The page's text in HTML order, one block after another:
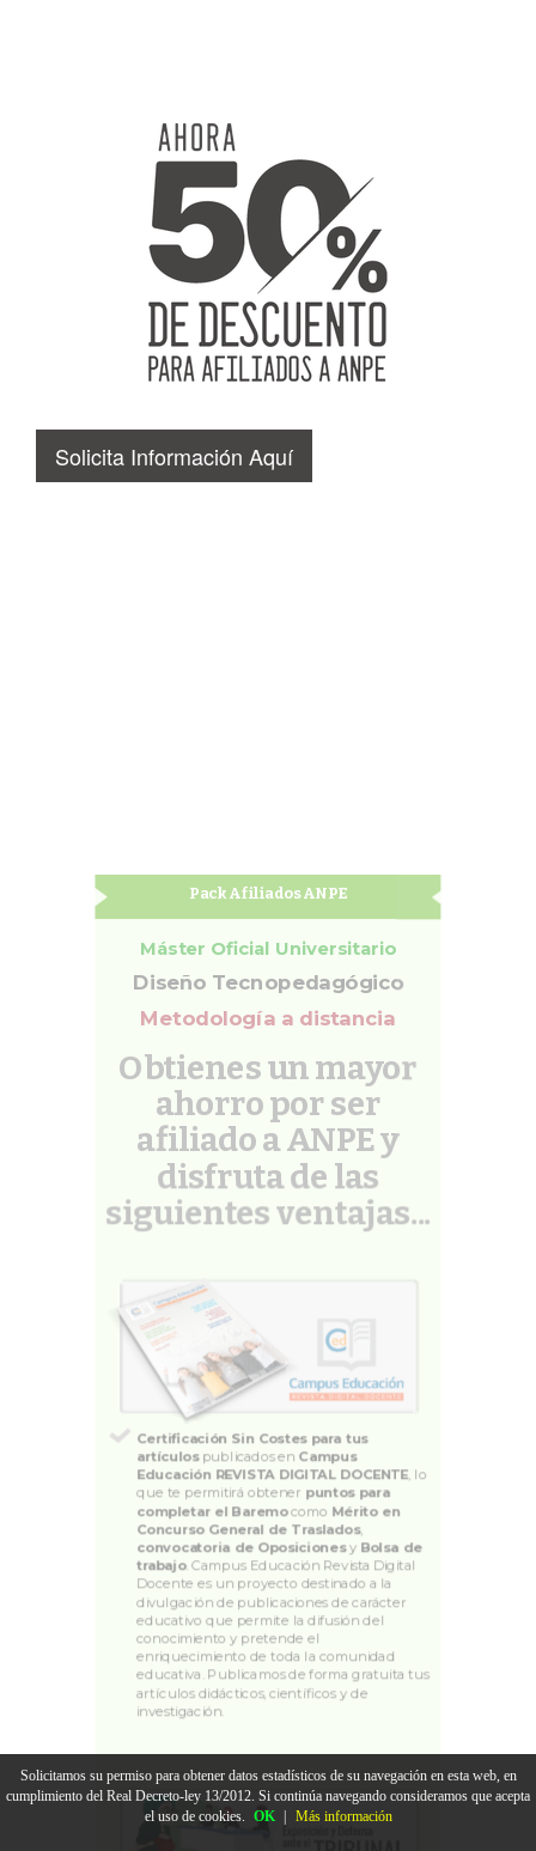
Solicita Información Aquí
Pack Afiliados ANPE
Máster Oficial Universitario
Diseño Tecnopedagógico
Metodología a distancia
Obtienes un mayor
ahorro por ser
afiliado a ANPE y
disfruta de las
siguientes ventajas...
Certificación Sin Costes para tus
artículospublicados en Campus
Educación REVISTA DIGITAL DOCENTE, lo
que te permitirá obtener puntos para
completar el Baremocomo Mérito en
Concurso General de Traslados,
convocatoria de Oposicionesy Bolsa de
trabajo. Campus Educación Revista Digital
Docente es un proyecto destinado a la
divulgación de publicaciones de carácter
educativo que permite la difusión del
conocimiento y pretende el
enriquecimiento de toda la comunidad
educativa. Publicamos de forma gratuita tus
artículos didácticos, científicos y de
investigación.
Solicitamos su permiso para obtener datos estadísticos de su navegación en esta web, en
cumplimiento del Real Decreto-ley 13/2012. Si continúa navegando consideramos que acepta
el uso de cookies. OK Más información